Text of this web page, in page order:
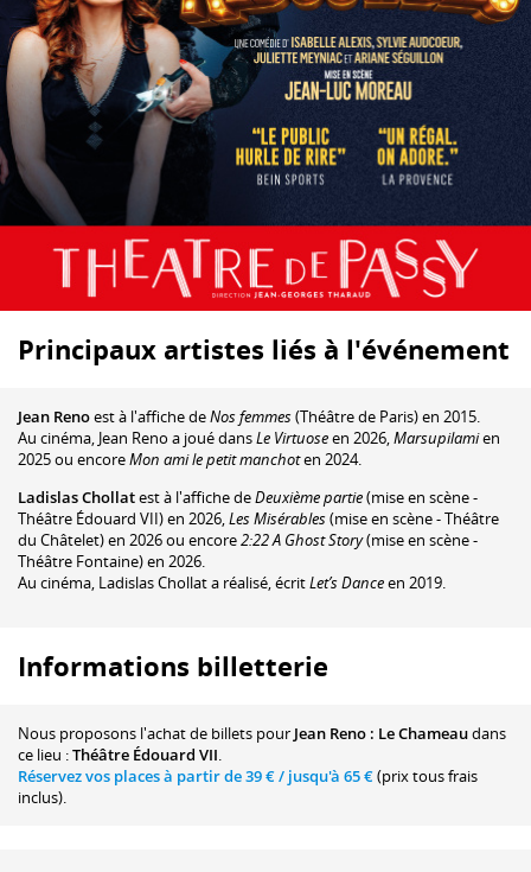
Principaux artistes liés à l'événement
Jean Renoest à l'affiche deNos femmes(Théâtre de Paris) en 2015.
Au cinéma, Jean Reno a joué dansLe Virtuoseen 2026,Marsupilamien
2025 ou encoreMon ami le petit manchoten 2024.
Ladislas Chollatest à l'affiche deDeuxième partie(mise en scène -
Théâtre Édouard VII) en 2026,Les Misérables(mise en scène - Théâtre
du Châtelet) en 2026 ou encore2:22 A Ghost Story(mise en scène -
Théâtre Fontaine) en 2026.
Au cinéma, Ladislas Chollat a réalisé, écritLet’s Danceen 2019.
Informations billetterie
Nous proposons l'achat de billets pour Jean Reno : Le Chameaudans
ce lieu :Théâtre Édouard VII.
Réservez vos places à partir de39 €/ jusqu'à 65 €(prix tous frais
inclus).